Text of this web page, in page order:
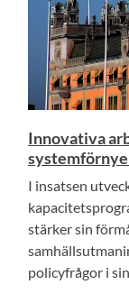
Innovativa
I insatsen
stärker sin
policyfrågor i